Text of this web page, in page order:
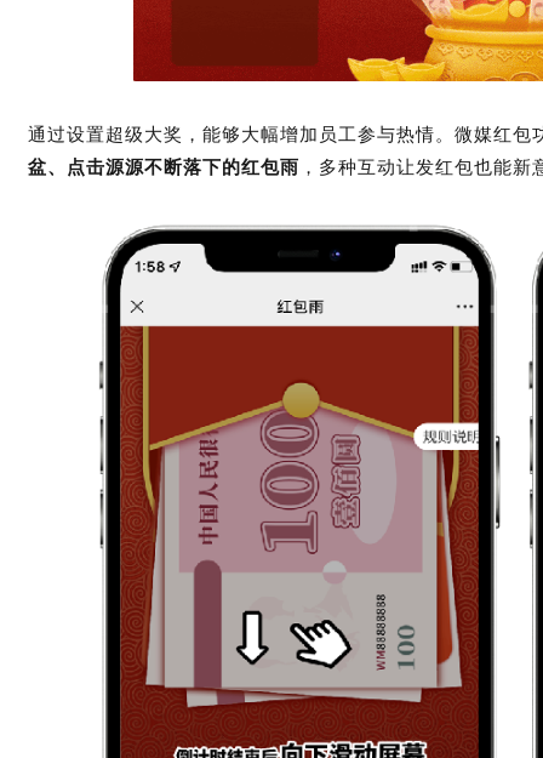
通过设置超级大奖，能够大幅增加员工参与热情。 微媒红包
盆、点击源源不断落下的红包雨 ，多种互动让发红包也能新